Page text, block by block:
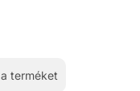
terméket